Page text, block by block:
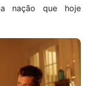
nação que hoje